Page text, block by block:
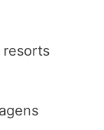
resorts